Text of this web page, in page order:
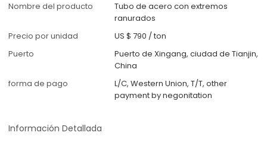
Nombre del producto
Tubo de acero con extremos
ranurados
Precio por unidad
US $ 790 /ton
Puerto
Puerto de Xingang, ciudad de Tianjin,
China
forma de pago
L/C, Western Union, T/T, other
payment by negonitation
Información Detallada